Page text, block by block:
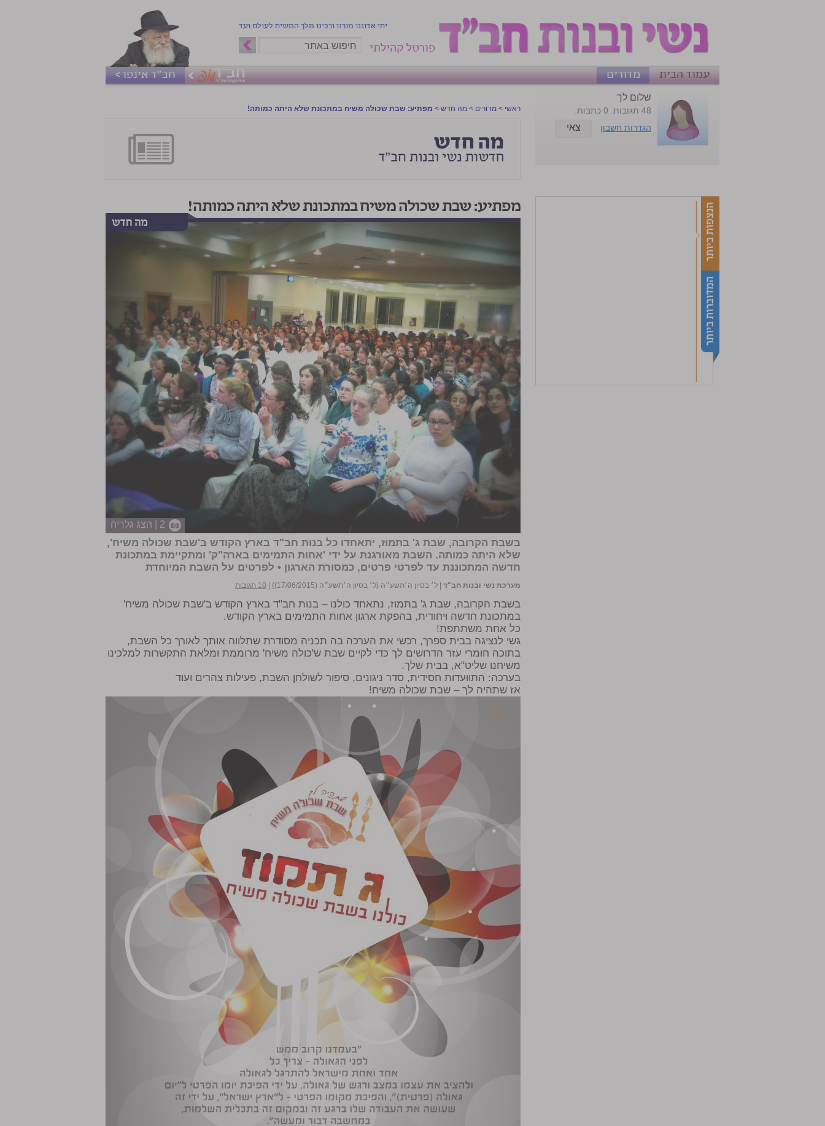
יחי אדוננו מורנו ורבינו מלך המשיח לעולם ועד
פורטל קהילתי
עמוד הבית
מדורים חב"ד אינפו >
ראשי > מדורים > מה חדש > מפתיע: שבת שכולה משיח במתכונת שלא היתה כמותה!
מפתיע: שבת שכולה משיח במתכונת שלא היתה כמותה!
2 | הצג גלריה
בשבת הקרובה, שבת ג' בתמוז, יתאחדו כל בנות חב"ד בארץ הקודש ב'שבת שכולה משיח',
שלא היתה כמותה. השבת מאורגנת על ידי 'אחות התמימים בארה"ק' ומתקיימת במתכונת
חדשה המתכוננת עד לפרטי פרטים, כמסורת הארגון • לפרטים על השבת המיוחדת
מערכת נשי ובנות חב"ד ל׳ בסיון ה׳תשע״ה (ל׳ בסיון ה׳תשע״ה (17/06/2015)) 10 תגובות
בשבת הקרובה, שבת ג' בתמוז, נתאחד כולנו – בנות חב"ד בארץ הקודש ב'שבת שכולה משיח'
במתכונת חדשה ויחודית, בהפקת ארגון אחות התמימים בארץ הקודש.
כל אחת משתתפת!
גשי לנציגה בבית ספרך, רכשי את הערכה בה תכניה מסודרת שתלווה אותך לאורך כל השבת,
בתוכה חומרי עזר הדרושים לך כדי לקיים שבת ש'כולה משיח' מרוממת ומלאת התקשרות למלכינו
משיחנו שליט"א, בבית שלך.
בערכה: התוועדות חסידית, סדר ניגונים, סיפור לשולחן השבת, פעילות צהרים ועוד
אז שתהיה לך – שבת שכולה משיח!
שלום לך
48 תגובות. 0 כתבות.
הגדרות חשבון
צאי